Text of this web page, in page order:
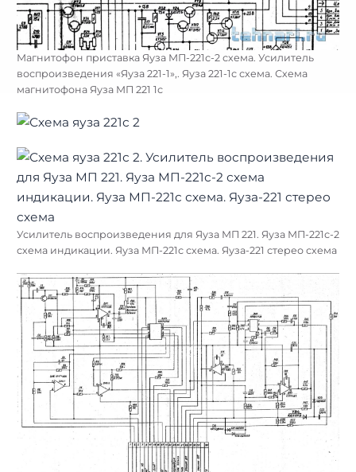
Магнитофон приставка Яуза МП-221с-2 схема. Усилитель
воспроизведения «Яуза 221-1»,. Яуза 221-1с схема. Схема
магнитофона Яуза МП 221 1с
Усилитель воспроизведения для Яуза МП 221. Яуза МП-221с-2
схема индикации. Яуза МП-221с схема. Яуза-221 стерео схема